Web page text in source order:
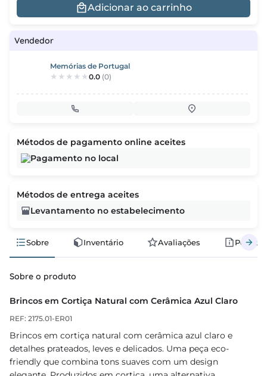
Adicionar ao carrinho
Vendedor
Memórias de Portugal
0.0 (0)
Métodos de pagamento online aceites
Pagamento no local
Métodos de entrega aceites
Levantamento no estabelecimento
Sobre Inventário Avaliações Política
Sobre o produto
Brincos em Cortiça Natural com Cerâmica Azul Claro
REF: 2175.01-ER01
Brincos em cortiça natural com cerâmica azul claro e
detalhes prateados, leves e delicados. Uma peça eco-
friendly que combina tons suaves com um design